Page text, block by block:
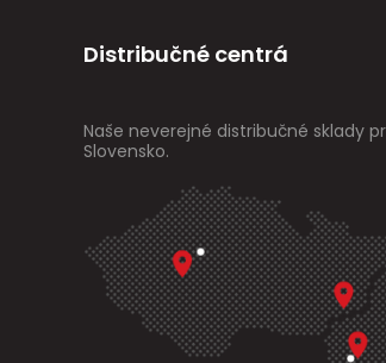
Distribučné centrá
Naše neverejné distribučné sklady
Slovensko.